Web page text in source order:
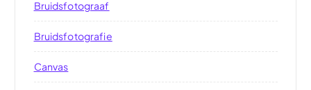
Bruidsfotograaf
Bruidsfotografie
Canvas